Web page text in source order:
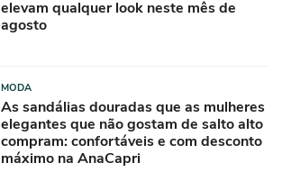
elevam qualquer look neste mês de
agosto
MODA
As sandálias douradas que as mulheres
elegantes que não gostam de salto alto
compram: confortáveis e com desconto
máximo na AnaCapri